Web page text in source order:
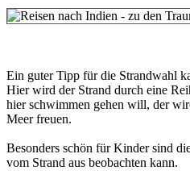
Ein guter Tipp für die Strandwahl
Hier wird der Strand durch eine
hier schwimmen gehen will, der
Meer freuen.
Besonders schön für Kinder sind
vom Strand aus beobachten kann.